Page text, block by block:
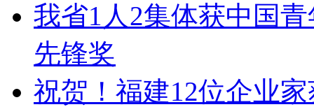
我省1人2集体获中国
先锋奖
祝贺！福建12位企业